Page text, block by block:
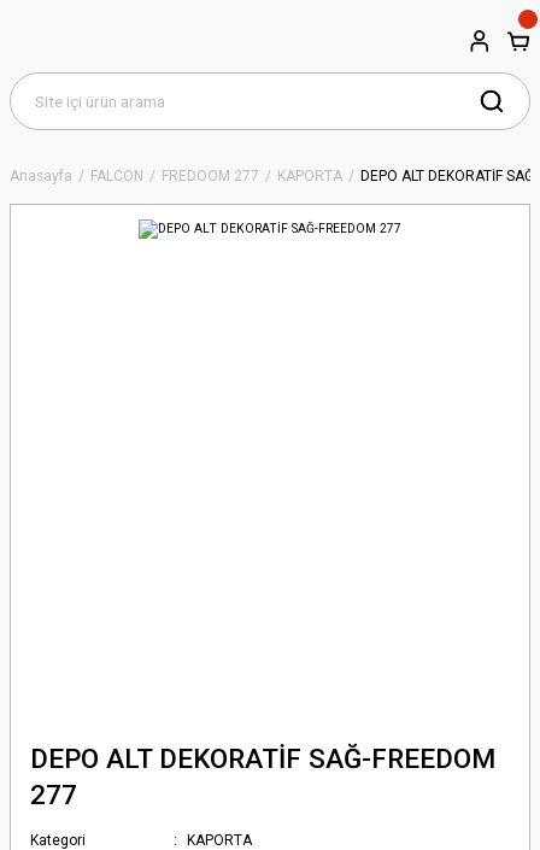
Anasayfa FALCON FREDOOM 277 KAPORTA DEPO ALT DEKORATİF
DEPO ALT DEKORATİF SAĞ-FREEDOM
277
Kategori
KAPORTA